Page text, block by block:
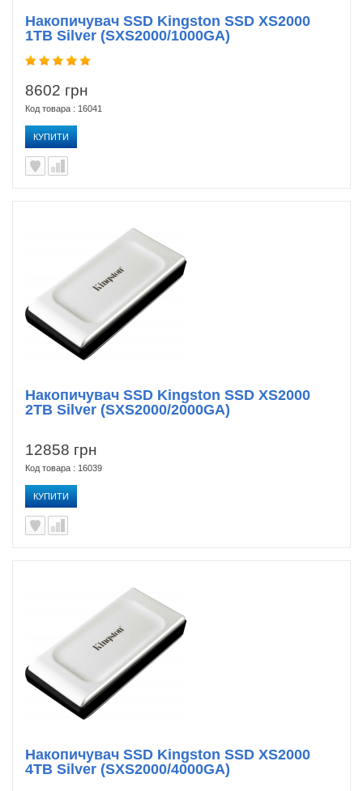
8602 грн
Код товара : 16041
КУПИТИ
Накопичувач SSD Kingston SSD XS2000
1TB Silver (SXS2000/1000GA)
12858 грн
Код товара : 16039
КУПИТИ
Накопичувач SSD Kingston SSD XS2000
2TB Silver (SXS2000/2000GA)
Накопичувач SSD Kingston SSD XS2000
4TB Silver (SXS2000/4000GA)